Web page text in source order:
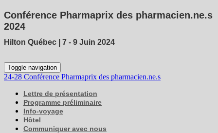
Conférence Pharmaprix des pharmacien.ne.s
2024
Hilton Québec | 7 - 9 Juin 2024
Toggle navigation
24-28 Conférence Pharmaprix des pharmacien.ne.s
Lettre de présentation
Programme préliminaire
Info-voyage
Hôtel
Communiquer avec nous